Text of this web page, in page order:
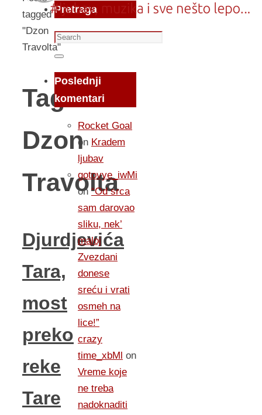
tagged
"Dzon
Travolta"
Tag:
Dzon
Travolta
Djurdjevića
Tara,
most
preko
reke
Tare
Pretraga
Search
for:
Search
Poslednji
komentari
Rocket Goal
on Kradem
ljubav
gotovye_iwMi
on “Od srca
sam darovao
sliku, nek’
maloj
Zvezdani
donese
sreću i vrati
osmeh na
lice!”
crazy
time_xbMl on
Vreme koje
ne treba
nadoknaditi